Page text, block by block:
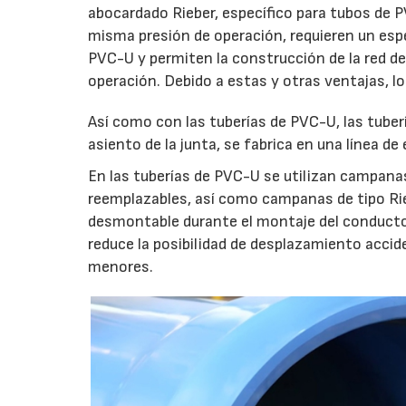
abocardado Rieber, específico para tubos de
misma presión de operación, requieren un
PVC-U y permiten la construcción de la red
operación. Debido a estas y otras ventajas,
Así como con las tuberías de PVC-U, las
asiento de la junta, se fabrica en una línea
En las tuberías de PVC-U se utilizan
reemplazables, así como campanas de tipo
desmontable durante el montaje del
reduce la posibilidad de desplazamiento
menores.